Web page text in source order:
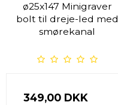
ø25x147 Minigraver
bolt til dreje-led med
smørekanal
349,00 DKK